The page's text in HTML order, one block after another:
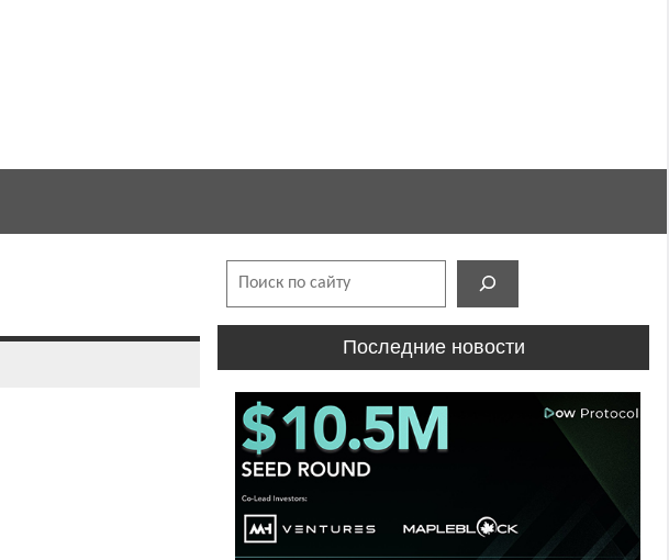
Последние новости